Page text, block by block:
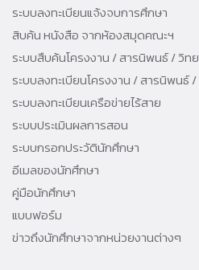
ระบบลงทะเบียนแจ้งจบการศึกษา
สิบค้น หนังสือ จากห้องสมุดคณะฯ
ระบบสืบค้นโครงงาน / สารนิพนธ์ / วิท
ระบบลงทะเบียนโครงงาน / สารนิพนธ์
ระบบลงทะเบียนเครือข่ายไร้สาย
ระบบประเมินผลการสอน
ระบบกรอกประวัตินักศึกษา
อีเมลของนักศึกษา
คู่มือนักศึกษา
แบบฟอร์ม
ข่าวถึงนักศึกษาจากหน่วยงานต่างๆ